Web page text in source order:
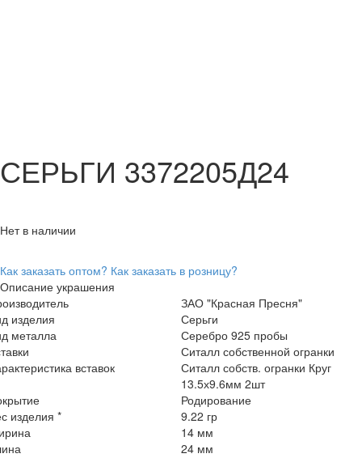
СЕРЬГИ 3372205Д24
Нет в наличии
Как заказать оптом? Как заказать в розницу?
Описание украшения
ЗАО "Красная Пресня"
изделия
Серьги
металла
Серебро 925 пробы
Ситалл собственной огранки
вставок
Ситалл собств. огранки Круг
13.5х9.6мм 2шт
Родирование
изделия *
9.22 гр
14 мм
24 мм